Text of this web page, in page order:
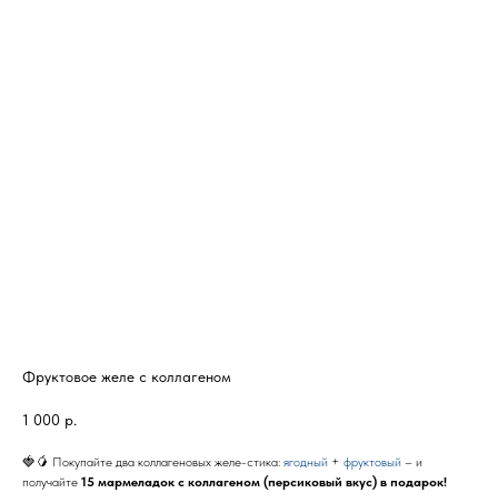
Фруктовое желе с коллагеном
1 000 р.
🍓🥭 Покупайте два коллагеновых желе-стика: ягодный + фруктовый – и
получайте 15 мармеладок с коллагеном (персиковый вкус) в подарок!